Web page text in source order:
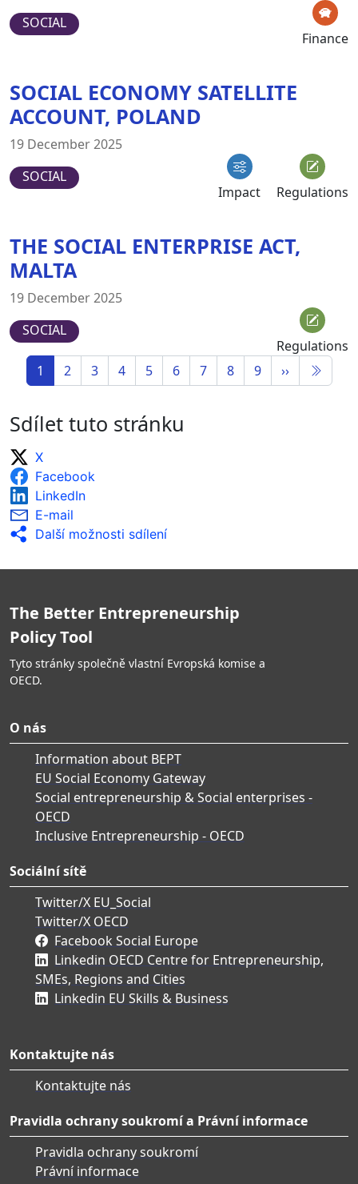
SOCIAL
Finance
SOCIAL ECONOMY SATELLITE
ACCOUNT, POLAND
19 December 2025
SOCIAL
Impact
Regulations
THE SOCIAL ENTERPRISE ACT,
MALTA
19 December 2025
SOCIAL
Regulations
1
2 3 4 5 6 7 8 9 ››
Sdílet tuto stránku
X
Facebook
LinkedIn
E-mail
Další možnosti sdílení
The Better Entrepreneurship
Policy Tool
Tyto stránky společně vlastní Evropská komise a
OECD.
O nás
Information about BEPT
EU Social Economy Gateway
Social entrepreneurship & Social enterprises -
OECD
Inclusive Entrepreneurship - OECD
Sociální sítě
Twitter/X EU_Social
Twitter/X OECD
Facebook Social Europe
Linkedin OECD Centre for Entrepreneurship,
SMEs, Regions and Cities
Linkedin EU Skills & Business
Kontaktujte nás
Kontaktujte nás
Pravidla ochrany soukromí a Právní informace
Pravidla ochrany soukromí
Právní informace